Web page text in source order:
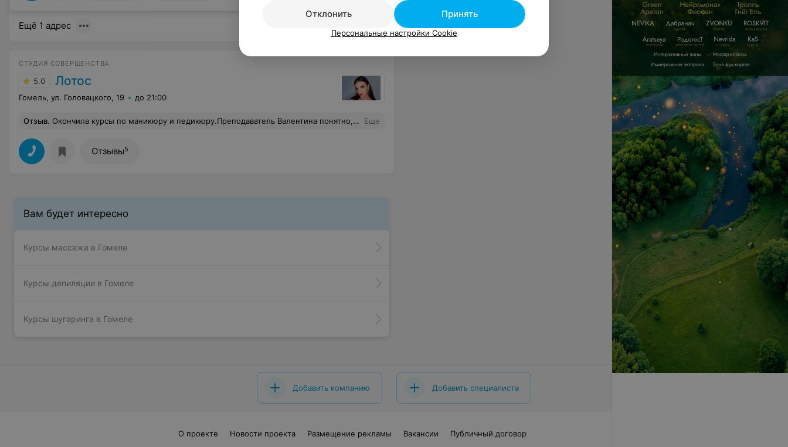
Ещё 1 адрес
СТУДИЯ СОВЕРШЕНСТВА
5.0 Лотос
Гомель, ул. Головацкого, 19 до 21:00
Отзыв. Окончила курсы по маникюру и педикюру.Преподаватель Валентина понятно, доходчиво объясняет, отвечает на любые вопросы.Обучаться у такого преподавателя одно удовольствие.Очень довольна. Самое главное, что после этих курсов Вы чувствуете себя очень уверенно. Валентина вас обучит всему,не сомневайтесь.Мое мнение,курсы Лотос лучшие в городе! Еще
Отзывы5
Вам будет интересно
Курсы массажа в Гомеле
Курсы депиляции в Гомеле
Курсы шугаринга в Гомеле
Добавить компанию Добавить специалиста
О проекте Новости проекта Размещение рекламы Вакансии
Публичный договор
Отклонить
Принять
Персональные настройки Cookie